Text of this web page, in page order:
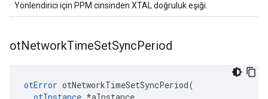
Yönlendirici için PPM cinsinden XTAL doğruluk eşiği.
otNetworkTimeSetSyncPeriod
otError otNetworkTimeSetSyncPeriod(